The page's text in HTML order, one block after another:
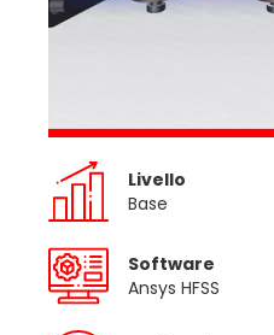
Livello
Base
Software
Ansys HFSS